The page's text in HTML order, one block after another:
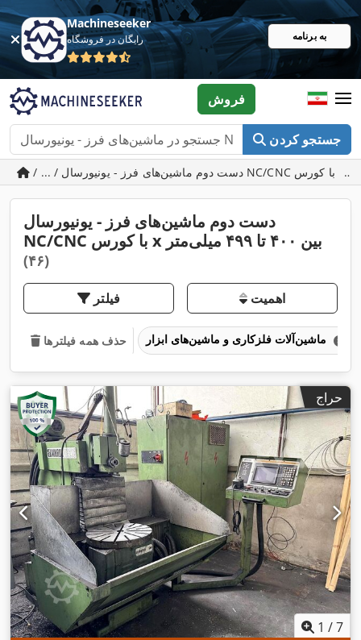
Machineseeker
رایگان در فروشگاه به برنامه
جستجو کردن
فروش
دست دوم ماشین‌های فرز - یونیورسال
NC/CNC با کورس x بین ۴۰۰ تا ۴۹۹ میلی‌متر
(۴۶)
فیلتر اهمیت
حذف همه فیلترها
حراج
1 /7